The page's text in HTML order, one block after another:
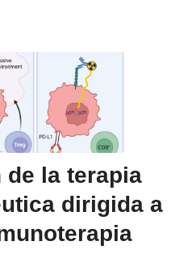
de la terapia
dirigida a